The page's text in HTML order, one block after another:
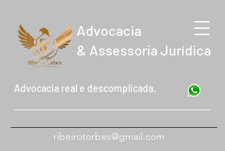
Advocacia
& Assessoria Jurídica
Advocacia real e descomplicada.
ribeirotorbes@gmail.com